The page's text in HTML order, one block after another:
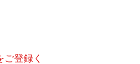
登録く